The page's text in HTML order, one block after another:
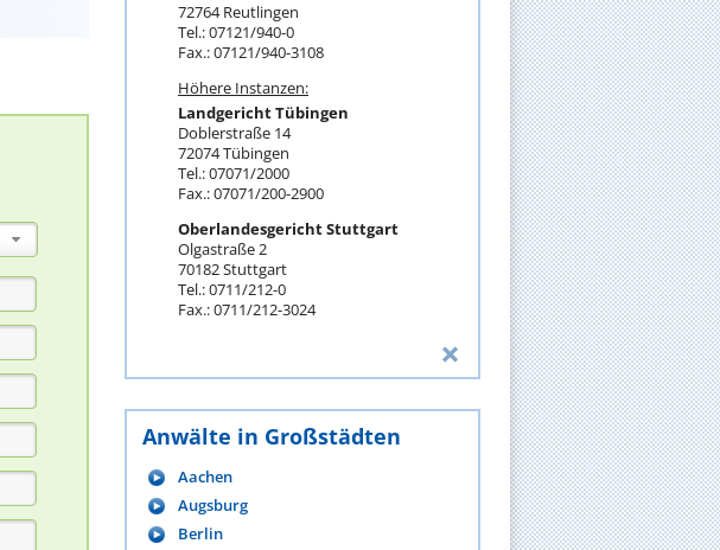
72764 Reutlingen
Tel.: 07121/940-0
Fax.: 07121/940-3108
Höhere Instanzen:
Landgericht Tübingen
Doblerstraße 14
72074 Tübingen
Tel.: 07071/2000
Fax.: 07071/200-2900
Oberlandesgericht Stuttgart
Olgastraße 2
70182 Stuttgart
Tel.: 0711/212-0
Fax.: 0711/212-3024
Anwälte in Großstädten
Aachen
Augsburg
Berlin